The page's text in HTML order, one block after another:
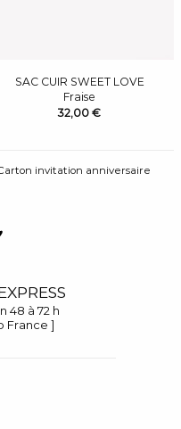
SAC CUIR SWEET LOVE
Fraise
32,00 €
invitation anniversaire
48 à 72 h
France ]